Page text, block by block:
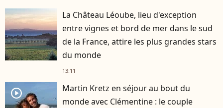
La Château Léoube, lieu d'exception
entre vignes et bord de mer dans le sud
de la France, attire les plus grandes stars
du monde
13:11
player2
Martin Kretz en séjour au bout du
monde avec Clémentine : le couple